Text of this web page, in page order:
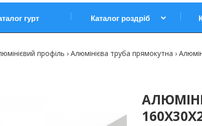
гурт Каталог роздріб
профіль Алюмінієва труба прямокутна